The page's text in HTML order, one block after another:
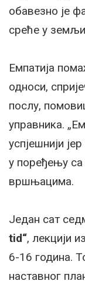
обавезно је
среће у
Емпатија
односи,
послу,
управника.
успјешнији
у поређењу са
вршњацима.
Један сат
tid“, лекцији
6-16 година.
наставног